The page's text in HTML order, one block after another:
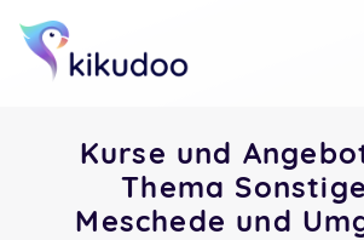
Kurse und
Thema
Meschede und